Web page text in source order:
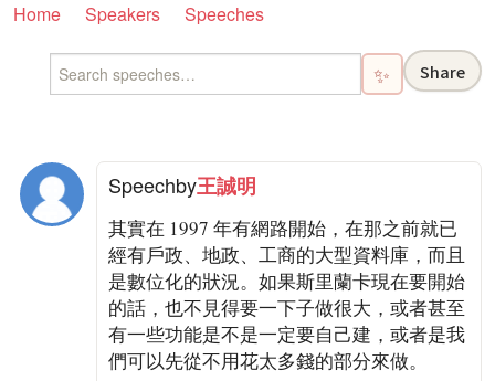
Home Speakers Speeches
✨ Share
Speechby王誠明
其實在 1997 年有網路開始，在那之前就已
經有戶政、地政、工商的大型資料庫，而且
是數位化的狀況。如果斯里蘭卡現在要開始
的話，也不見得要一下子做很大，或者甚至
有一些功能是不是一定要自己建，或者是我
們可以先從不用花太多錢的部分來做。